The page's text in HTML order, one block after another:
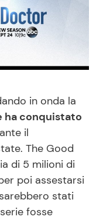
e Ricette
di Cucina
in TV
Piatti
Facili e Veloci
Feste
in onda la
ha conquistato
il
The Good
di 5 milioni di
poi assestarsi
stati
fosse